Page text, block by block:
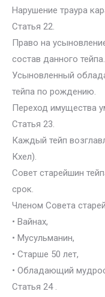
Нарушение траура
Статья 22.
Право на
состав данного тейпа.
Усыновленный
тейпа по рождению.
Переход имущества
Статья 23.
Каждый тейп
Кхел).
Совет старейшин
срок.
Членом Совета
• Вайнах,
• Мусульманин,
• Старше 50 лет,
• Обладающий
Статья 24 .